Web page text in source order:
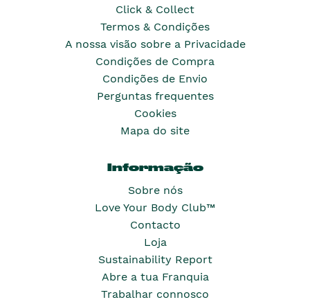
Click & Collect
Termos & Condições
A nossa visão sobre a Privacidade
Condições de Compra
Condições de Envio
Perguntas frequentes
Cookies
Mapa do site
Informação
Sobre nós
Love Your Body Club™
Contacto
Loja
Sustainability Report
Abre a tua Franquia
Trabalhar connosco